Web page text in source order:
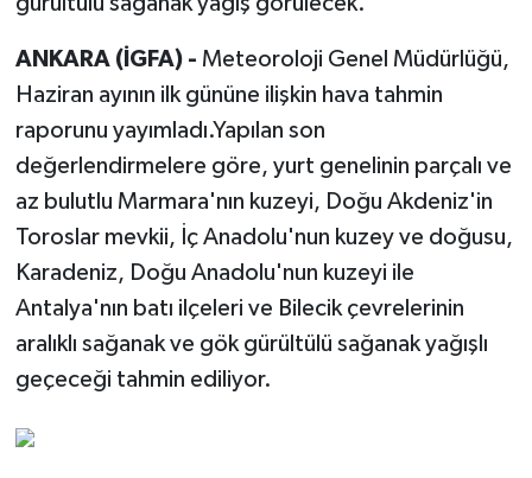
ANKARA (İGFA) - Meteoroloji Genel Müdürlüğü,
Haziran ayının ilk gününe ilişkin hava tahmin
raporunu yayımladı.Yapılan son
değerlendirmelere göre, yurt genelinin parçalı ve
az bulutlu Marmara'nın kuzeyi, Doğu Akdeniz'in
Toroslar mevkii, İç Anadolu'nun kuzey ve doğusu,
Karadeniz, Doğu Anadolu'nun kuzeyi ile
Antalya'nın batı ilçeleri ve Bilecik çevrelerinin
aralıklı sağanak ve gök gürültülü sağanak yağışlı
geçeceği tahmin ediliyor.